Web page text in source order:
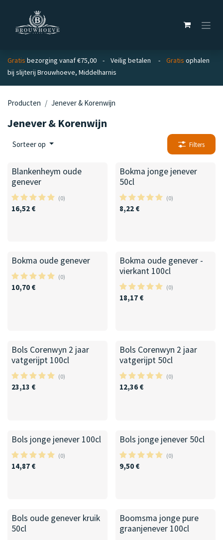
Gratis bezorging vanaf €75,00 - Veilig betalen - Gratis ophalen
bij slijterij Brouwhoeve, Middelharnis
Producten Jenever & Korenwijn
Jenever & Korenwijn
Sorteer op Filters
Blankenheym oude
genever
(0)
16,52 €
Bokma jonge jenever
50cl
(0)
8,22€
Bokma oude genever
(0)
10,70 €
Bokma oude genever -
vierkant 100cl
(0)
18,17€
100cl
Bols Corenwyn 2 jaar
vatgerijpt 100cl
(0)
23,13 €
50cl
Bols Corenwyn 2 jaar
vatgerijpt 50cl
(0)
12,36€
100cl
Bols jonge jenever 100cl
(0)
14,87 €
50cl
Bols jonge jenever 50cl
(0)
9,50€
Bols oude genever kruik
50cl
100cl
Boomsma jonge pure
graanjenever 100cl